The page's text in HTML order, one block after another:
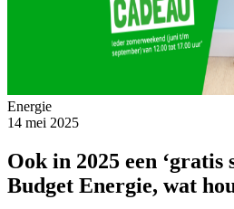
Energie
14 mei 2025
Ook in 2025 een ‘gratis
Budget Energie, wat